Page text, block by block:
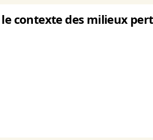
contexte des milieux